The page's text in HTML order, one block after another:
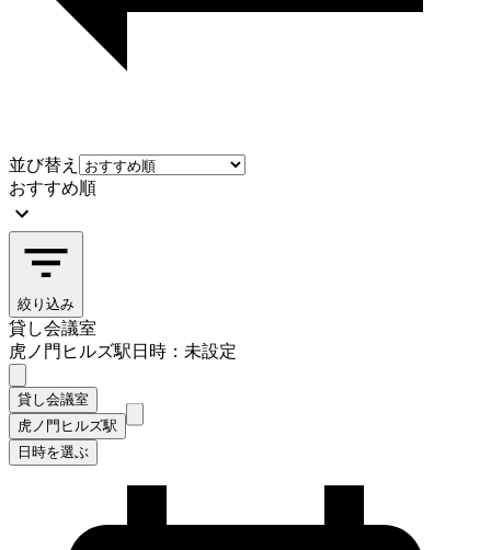
並び替え
おすすめ順
絞り込み
貸し会議室
虎ノ門ヒルズ駅日時：未設定
貸し会議室
虎ノ門ヒルズ駅
日時を選ぶ